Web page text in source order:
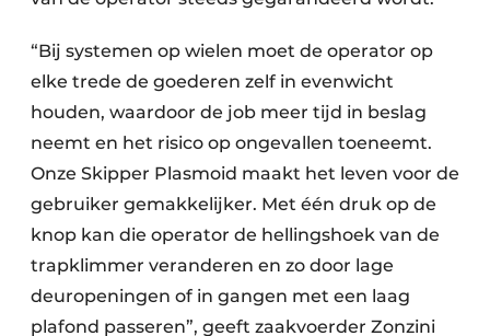
“Bij systemen op wielen moet de operator op
elke trede de goederen zelf in evenwicht
houden, waardoor de job meer tijd in beslag
neemt en het risico op ongevallen toeneemt.
Onze Skipper Plasmoid maakt het leven voor de
gebruiker gemakkelijker. Met één druk op de
knop kan die operator de hellingshoek van de
trapklimmer veranderen en zo door lage
deuropeningen of in gangen met een laag
plafond passeren”, geeft zaakvoerder Zonzini